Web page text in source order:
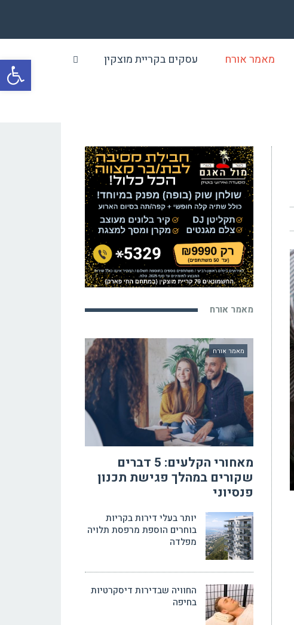
פתח מאמר אורח עסקים בקריית מוצקין
מאמר אורח
מאמר אורח
מאחורי הקלעים: 5 דברים
שקורים במהלך פגישת תכנון
פנסיוני
יותר בעלי דירות בקריות
בוחרים הוספת מרפסת תלויה
מפלדה
החוויה שבדירות דיסקרטיות
בחיפה